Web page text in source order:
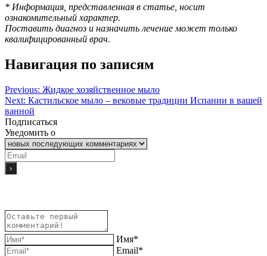
* Информация, представленная в статье, носит
ознакомительный характер.
Поставить диагноз и назначить лечение может только
квалифицированный врач.
Навигация по записям
Previous: Жидкое хозяйственное мыло
Next: Кастильское мыло – вековые традиции Испании в вашей
ванной
Подписаться
Уведомить о
Имя*
Email*